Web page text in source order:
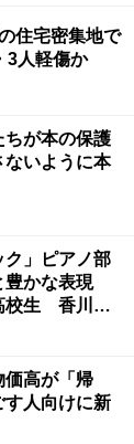
住宅密集地で
人軽傷か
ちが本の保護
いように本
ク」ピアノ部
豊かな表現
校生 香川
高が「帰
人向けに新